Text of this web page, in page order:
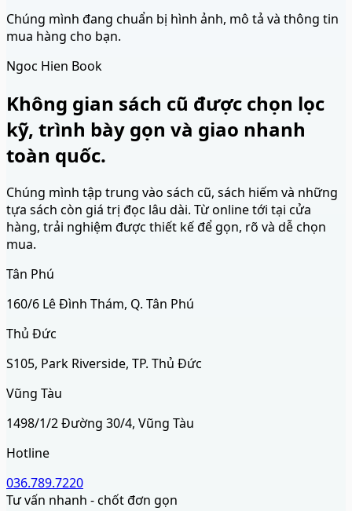
Chúng mình đang chuẩn bị hình ảnh, mô tả và thông tin
mua hàng cho bạn.
Ngoc Hien Book
Không gian sách cũ được chọn lọc
kỹ, trình bày gọn và giao nhanh
toàn quốc.
Chúng mình tập trung vào sách cũ, sách hiếm và những
tựa sách còn giá trị đọc lâu dài. Từ online tới tại cửa
hàng, trải nghiệm được thiết kế để gọn, rõ và dễ chọn
mua.
Tân Phú
160/6 Lê Đình Thám, Q. Tân Phú
Thủ Đức
S105, Park Riverside, TP. Thủ Đức
Vũng Tàu
1498/1/2 Đường 30/4, Vũng Tàu
Hotline
036.789.7220
Tư vấn nhanh - chốt đơn gọn